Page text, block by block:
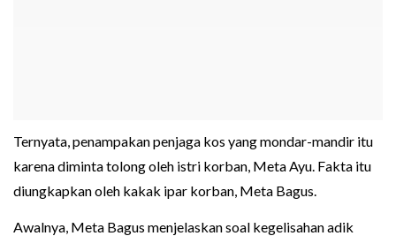
Ternyata, penampakan penjaga kos yang mondar-mandir itu
karena diminta tolong oleh istri korban, Meta Ayu. Fakta itu
diungkapkan oleh kakak ipar korban, Meta Bagus.
Awalnya, Meta Bagus menjelaskan soal kegelisahan adik